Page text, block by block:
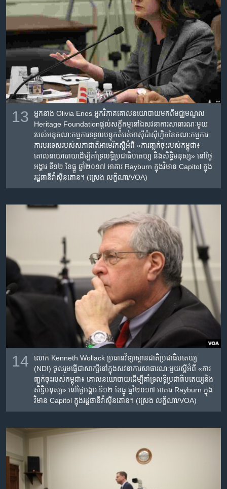
13
អ្នក​នាង Olivia Enos អ្នកវិភាគ​គោល​នយោបាយ​មក​ពី​មជ្ឈមណ្ឌល
Heritage Foundationផ្តល់​សក្ខីកម្ម​នៅ​ឯ​សវនាការ​សាធារណៈ​មួយ
របស់​អនុ​គណៈកម្មការ​ទទួល​បន្ទុក​តំបន់​អាស៊ីប៉ាស៊ីហ្វិក​នៃ​គណៈកម្មការ
ការ​បរទេស​របស់​សភាជាតិ​អាមេរិក​ស្តីអំពី​ «ការ​ធា្លក់​ចុះរបស់​កម្ពុជា​៖ ​
គោល​នយោបាយ​ដើម្បី​គាំទ្រ​លទ្ធិប្រជាធិបតេយ្យ ​និង​សិទ្ធិមនុស្ស‍»​ ​នៅ​ថ្ងៃ​
អង្គារ ទី១២ ខែ​ធ្នូ ឆ្នាំ២០១៧​ អាគារ Rayburn ក្នុង​វិមាន Capitol ក្នុង​
រដ្ឋធានី​វ៉ាស៊ីនតោន។ (ស្រេង លក្ខិណា/VOA)
14
លោក Kenneth Wollack ប្រធាន​វិទ្យាស្ថាន​ជាតិ​ប្រជាធិបតេយ្យ
(NDI) ចូលរួម​ធ្វើ​ជា​សាក្សី​នៅ​ក្នុង​សវនាការ​សាធារណៈ​មួយ​ស្តី​អំពី «ការ​
ធា្លក់​ចុះ​របស់​កម្ពុជា៖ គោល​នយោបាយ​ដើម្បី​គាំទ្រ​លទ្ធិ​ប្រជាធិបតេយ្យ​និង​
សិទ្ធិ​មនុស្ស‍» ​នៅ​ថ្ងៃ​អង្គារ ទី១២ ខែ​ធ្នូ ឆ្នាំ២០១៧​ អាគារ Rayburn ក្នុង​
វិមាន Capitol ក្នុង​រដ្ឋធានី​វ៉ាស៊ីនតោន។ (ស្រេង លក្ខិណា/VOA)